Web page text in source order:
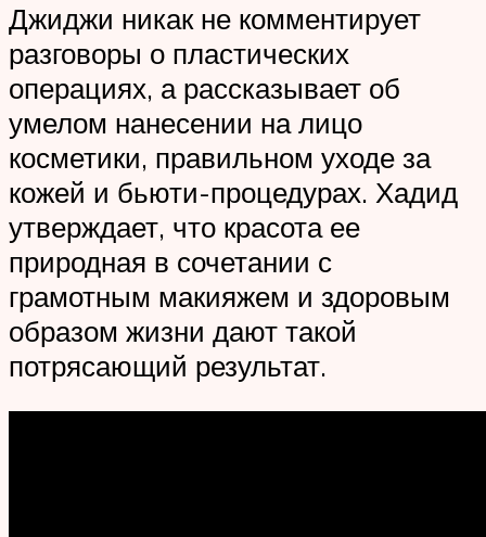
Джиджи никак не комментирует
разговоры о пластических
операциях, а рассказывает об
умелом нанесении на лицо
косметики, правильном уходе за
кожей и бьюти-процедурах. Хадид
утверждает, что красота ее
природная в сочетании с
грамотным макияжем и здоровым
образом жизни дают такой
потрясающий результат.